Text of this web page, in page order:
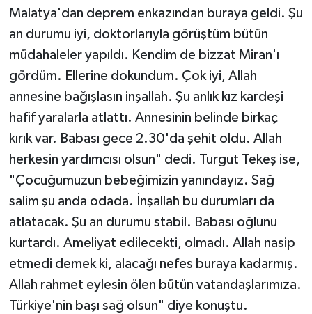
Malatya'dan deprem enkazından buraya geldi. Şu
an durumu iyi, doktorlarıyla görüştüm bütün
müdahaleler yapıldı. Kendim de bizzat Miran'ı
gördüm. Ellerine dokundum. Çok iyi, Allah
annesine bağışlasın inşallah. Şu anlık kız kardeşi
hafif yaralarla atlattı. Annesinin belinde birkaç
kırık var. Babası gece 2.30'da şehit oldu. Allah
herkesin yardımcısı olsun" dedi. Turgut Tekeş ise,
"Çocuğumuzun bebeğimizin yanındayız. Sağ
salim şu anda odada. İnşallah bu durumları da
atlatacak. Şu an durumu stabil. Babası oğlunu
kurtardı. Ameliyat edilecekti, olmadı. Allah nasip
etmedi demek ki, alacağı nefes buraya kadarmış.
Allah rahmet eylesin ölen bütün vatandaşlarımıza.
Türkiye'nin başı sağ olsun" diye konuştu.